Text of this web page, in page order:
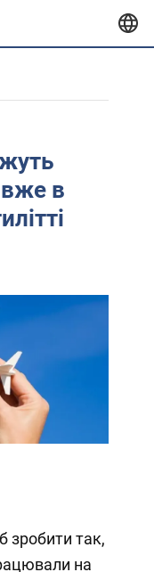
вже в
зробити так,
на